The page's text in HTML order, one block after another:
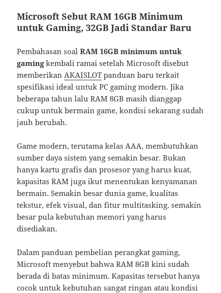
Microsoft Sebut RAM 16GB Minimum
untuk Gaming, 32GB Jadi Standar Baru
Pembahasan soalRAM 16GB minimum untuk
gamingkembali ramai setelah Microsoft disebut
memberikan AKAISLOT panduan baru terkait
spesifikasi ideal untuk PC gaming modern. Jika
beberapa tahun lalu RAM 8GB masih dianggap
cukup untuk bermain game, kondisi sekarang sudah
jauh berubah.
Game modern, terutama kelas AAA, membutuhkan
sumber daya sistem yang semakin besar. Bukan
hanya kartu grafis dan prosesor yang harus kuat,
kapasitas RAM juga ikut menentukan kenyamanan
bermain. Semakin besar dunia game, kualitas
tekstur, efek visual, dan fitur multitasking, semakin
besar pula kebutuhan memori yang harus
disediakan.
Dalam panduan pembelian perangkat gaming,
Microsoft menyebut bahwa RAM 8GB kini sudah
berada di batas minimum. Kapasitas tersebut hanya
cocok untuk kebutuhan sangat ringan atau kondisi